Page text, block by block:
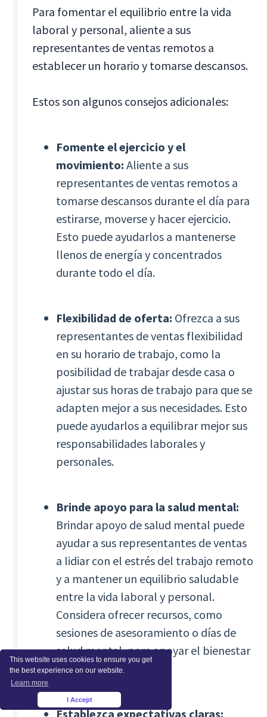
This website uses cookies to ensure you get
the best experience on our website.
Learn more
I Accept
Para fomentar el equilibrio entre la vida
laboral y personal, aliente a sus
representantes de ventas remotos a
establecer un horario y tomarse descansos.
Estos son algunos consejos adicionales:
Fomente el ejercicio y el
movimiento:Aliente a sus
representantes de ventas remotos a
tomarse descansos durante el día para
estirarse, moverse y hacer ejercicio.
Esto puede ayudarlos a mantenerse
llenos de energía y concentrados
durante todo el día.
Flexibilidad de oferta: Ofrezca a sus
representantes de ventas flexibilidad
en su horario de trabajo, como la
posibilidad de trabajar desde casa o
ajustar sus horas de trabajo para que se
adapten mejor a sus necesidades. Esto
puede ayudarlos a equilibrar mejor sus
responsabilidades laborales y
personales.
Brinde apoyo para la salud mental:
Brindar apoyo de salud mental puede
ayudar a sus representantes de ventas
a lidiar con el estrés del trabajo remoto
y a mantener un equilibrio saludable
entre la vida laboral y personal.
Considera ofrecer recursos, como
sesiones de asesoramiento o días de
salud mental, para apoyar el bienestar
de tu equipo.
Establezca expectativas claras: